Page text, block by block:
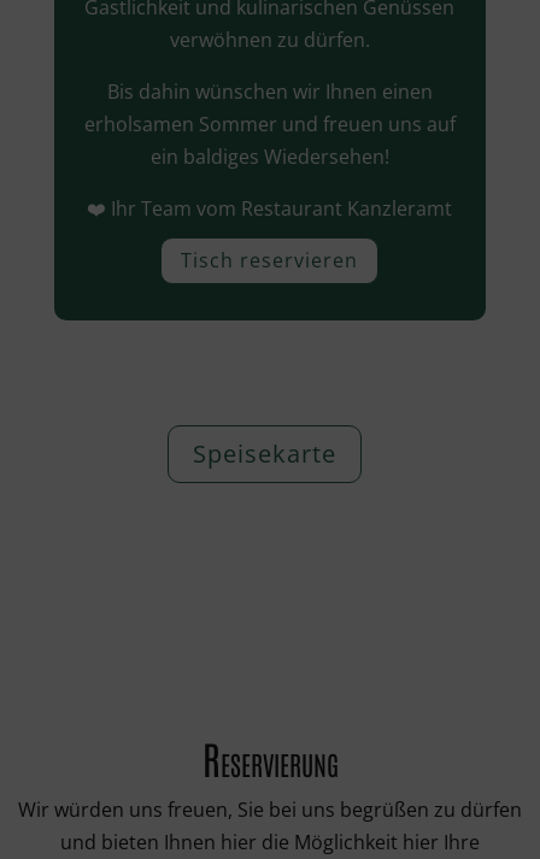
Gastlichkeit und kulinarischen Genüssen
verwöhnen zu dürfen.
Bis dahin wünschen wir Ihnen einen
erholsamen Sommer und freuen uns auf
ein baldiges Wiedersehen!
❤️ Ihr Team vom Restaurant Kanzleramt
Tisch reservieren
Speisekarte
Reservierung
Wir würden uns freuen, Sie bei uns begrüßen zu dürfen
und bieten Ihnen hier die Möglichkeit hier Ihre